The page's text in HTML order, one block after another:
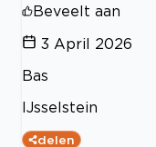
Beveelt aan
3 April 2026
Bas
IJsselstein
delen